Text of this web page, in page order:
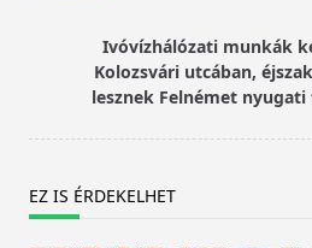
text">Page</span>
Ivóvízhálózati munkák
Kolozsvári utcában,
lesznek Felnémet nyugati
EZ IS ÉRDEKELHET